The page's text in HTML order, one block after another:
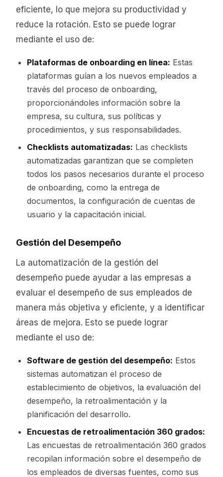
eficiente, lo que mejora su productividad y
reduce la rotación. Esto se puede lograr
mediante el uso de:
Plataformas de onboarding en línea: Estas
plataformas guían a los nuevos empleados a
través del proceso de onboarding,
proporcionándoles información sobre la
empresa, su cultura, sus políticas y
procedimientos, y sus responsabilidades.
Checklists automatizadas: Las checklists
automatizadas garantizan que se completen
todos los pasos necesarios durante el proceso
de onboarding, como la entrega de
documentos, la configuración de cuentas de
usuario y la capacitación inicial.
Gestión del Desempeño
La automatización de la gestión del
desempeño puede ayudar a las empresas a
evaluar el desempeño de sus empleados de
manera más objetiva y eficiente, y a identificar
áreas de mejora. Esto se puede lograr
mediante el uso de:
Software de gestión del desempeño: Estos
sistemas automatizan el proceso de
establecimiento de objetivos, la evaluación del
desempeño, la retroalimentación y la
planificación del desarrollo.
Encuestas de retroalimentación 360 grados:
Las encuestas de retroalimentación 360 grados
recopilan información sobre el desempeño de
los empleados de diversas fuentes, como sus